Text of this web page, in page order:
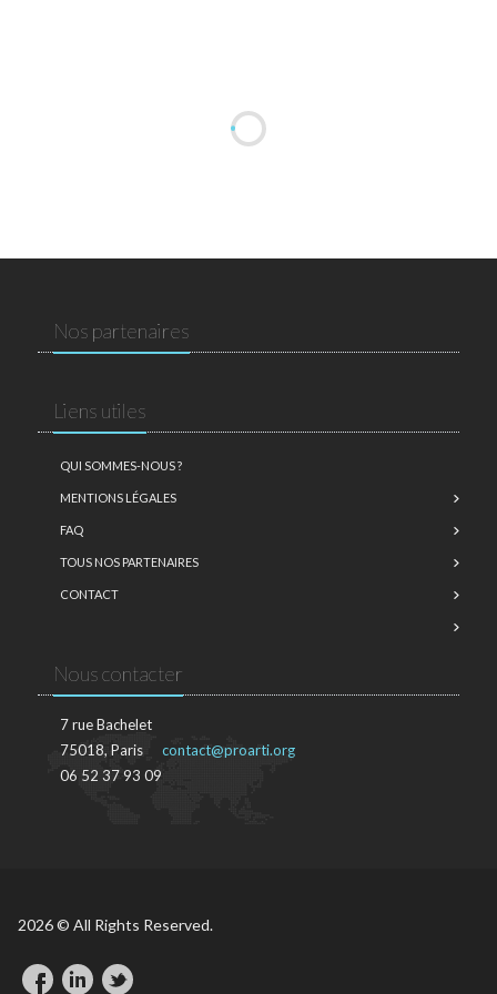
Nos partenaires
Liens utiles
QUI SOMMES-NOUS ?
MENTIONS LÉGALES
FAQ
TOUS NOS PARTENAIRES
CONTACT
Nous contacter
7 rue Bachelet
75018, Paris
06 52 37 93 09
contact@proarti.org
2026 © All Rights Reserved.